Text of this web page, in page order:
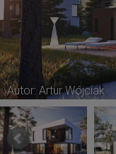
Autor: Artur Wójciak